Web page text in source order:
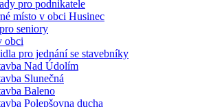
pro podnikatele
místo v obci Husinec
seniory
obci
pro jednání se stavebníky
Nad Údolím
Slunečná
Baleno
Polepšovna ducha